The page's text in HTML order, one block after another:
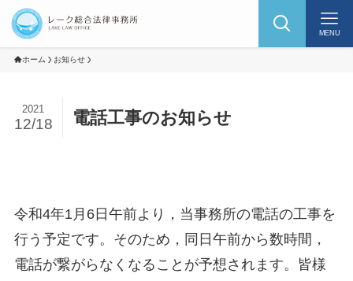
MENU
ホーム お知らせ
電話工事のお知らせ
2021
12/18
令和4年1月6日午前より，当事務所の電話の工事を
行う予定です。そのため，同日午前から数時間，
電話が繋がらなくなることが予想されます。皆様